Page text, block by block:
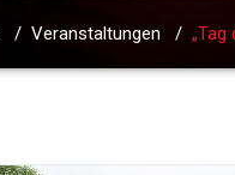
/ Veranstaltungen / „Tag